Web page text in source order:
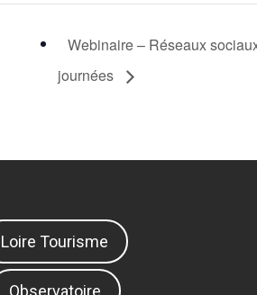
Webinaire – Réseaux
journées
Loire Tourisme
Observatoire